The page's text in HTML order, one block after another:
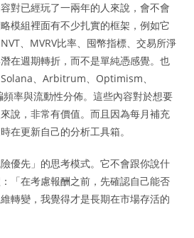
對已經玩了一兩年的人來說，會不會
模組裡面有不少扎實的框架，例如它
、MVRV比率、囤幣指標、交易所淨
在週期轉折，而不是單純憑感覺。也
、Arbitrum、Optimism、
率與流動性分佈。這些內容對於想要
說，非常有價值。而且因為每月補充
在更新自己的分析工具箱。
優先」的思考模式。它不會跟你說什
「在考慮報酬之前，先確認自己能否
轉變，我覺得才是長期在市場存活的